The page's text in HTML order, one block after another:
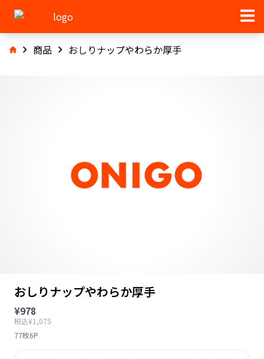
商品 おしりナップやわらか厚手
おしりナップやわらか厚手
¥978
税込¥1,075
77枚6P